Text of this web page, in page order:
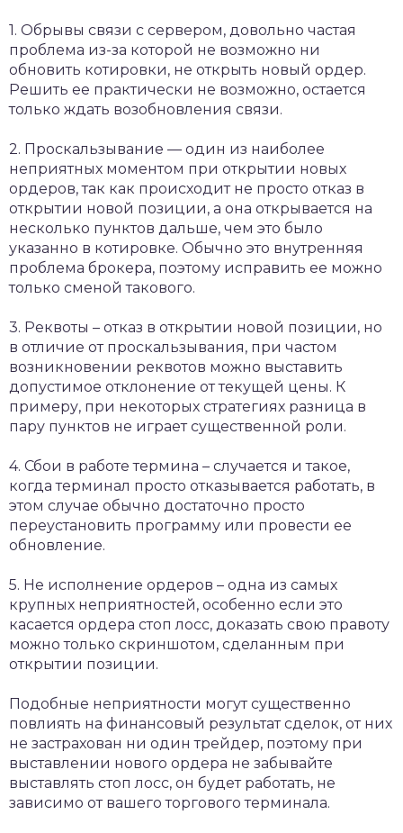
1. Обрывы связи с сервером, довольно частая
проблема из-за которой не возможно ни
обновить котировки, не открыть новый ордер.
Решить ее практически не возможно, остается
только ждать возобновления связи.
2. Проскальзывание — один из наиболее
неприятных моментом при открытии новых
ордеров, так как происходит не просто отказ в
открытии новой позиции, а она открывается на
несколько пунктов дальше, чем это было
указанно в котировке. Обычно это внутренняя
проблема брокера, поэтому исправить ее можно
только сменой такового.
3. Реквоты – отказ в открытии новой позиции, но
в отличие от проскальзывания, при частом
возникновении реквотов можно выставить
допустимое отклонение от текущей цены. К
примеру, при некоторых стратегиях разница в
пару пунктов не играет существенной роли.
4. Сбои в работе термина – случается и такое,
когда терминал просто отказывается работать, в
этом случае обычно достаточно просто
переустановить программу или провести ее
обновление.
5. Не исполнение ордеров – одна из самых
крупных неприятностей, особенно если это
касается ордера стоп лосс, доказать свою правоту
можно только скриншотом, сделанным при
открытии позиции.
Подобные неприятности могут существенно
повлиять на финансовый результат сделок, от них
не застрахован ни один трейдер, поэтому при
выставлении нового ордера не забывайте
выставлять стоп лосс, он будет работать, не
зависимо от вашего торгового терминала.